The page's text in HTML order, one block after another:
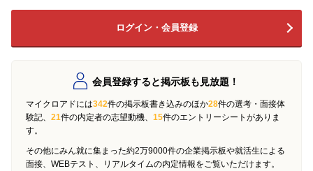
ログイン・会員登録
会員登録すると掲示板も見放題！
マイクロアドには342件の掲示板書き込みのほか28件の選考・面接体
験記、 21件の内定者の志望動機、 15件のエントリーシートがありま
す。
その他にみん就に集まった約2万9000件の企業掲示板や就活生による
面接、WEBテスト、リアルタイムの内定情報をご覧いただけます。